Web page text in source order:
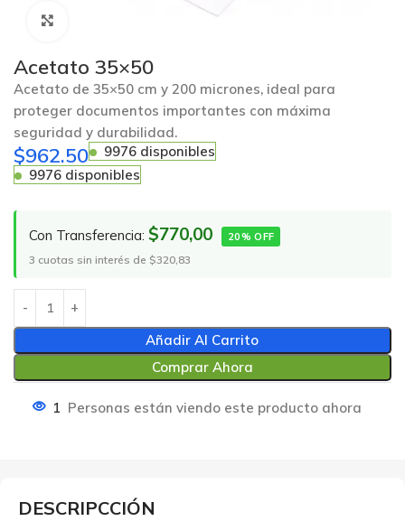
Acetato 35×50
Acetato de 35×50 cm y 200 micrones, ideal para
proteger documentos importantes con máxima
seguridad y durabilidad.
$962.50
9976 disponibles
9976 disponibles
Con Transferencia: $770,00 20% OFF
3 cuotas sin interés de $320,83
Añadir Al Carrito
Comprar Ahora
1 Personas están viendo este producto ahora
DESCRIPCCIÓN